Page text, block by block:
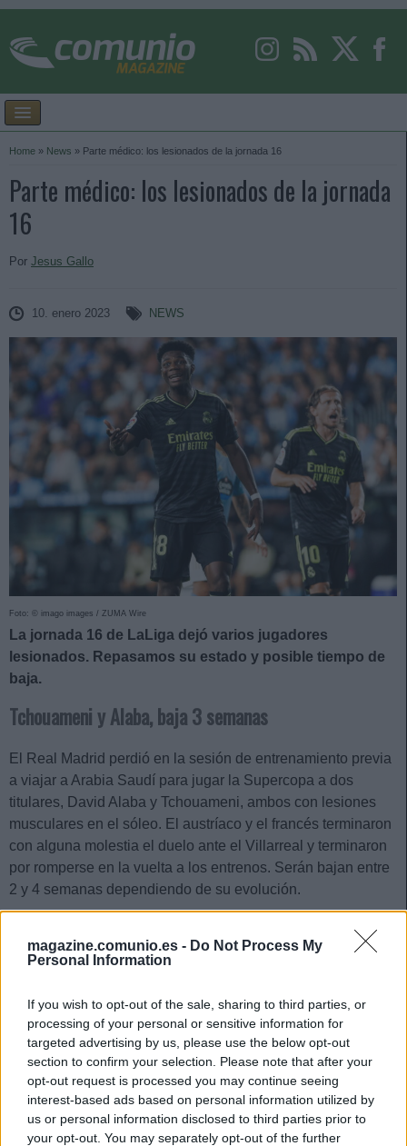
magazine.comunio.es - Do Not Process My
Personal Information
If you wish to opt-out of the sale, sharing to third parties, or
processing of your personal or sensitive information for
targeted advertising by us, please use the below opt-out
section to confirm your selection. Please note that after your
opt-out request is processed you may continue seeing
interest-based ads based on personal information utilized by
us or personal information disclosed to third parties prior to
your opt-out. You may separately opt-out of the further
Home » News » Parte médico: los lesionados de la jornada 16
Parte médico: los lesionados de la jornada
16
Por Jesus Gallo
10. enero 2023 NEWS
Foto: © imago images / ZUMA Wire
La jornada 16 de LaLiga dejó varios jugadores
lesionados. Repasamos su estado y posible tiempo de
baja.
Tchouameni y Alaba, baja 3 semanas
El Real Madrid perdió en la sesión de entrenamiento previa
a viajar a Arabia Saudí para jugar la Supercopa a dos
titulares, David Alaba y Tchouameni, ambos con lesiones
musculares en el sóleo. El austríaco y el francés terminaron
con alguna molestia el duelo ante el Villarreal y terminaron
por romperse en la vuelta a los entrenos. Serán bajan entre
2 y 4 semanas dependiendo de su evolución.
Camavinga tengan un mayor protagonismo en los próximos
compromisos de los blancos, al igual que Nacho y Ceballos
El Cádiz pierde a José Mari y el Valencia a Castillejo
El Valencia-Cádiz fue un duelo accidentado que dejó dos
lesiones de gravedad. En el lado amarillo, José Mari tuvo
que retirarse del campo a los 9 minutos de ingresar en él
tras sufrir fuerte golpe en una de sus rodillas. Tras